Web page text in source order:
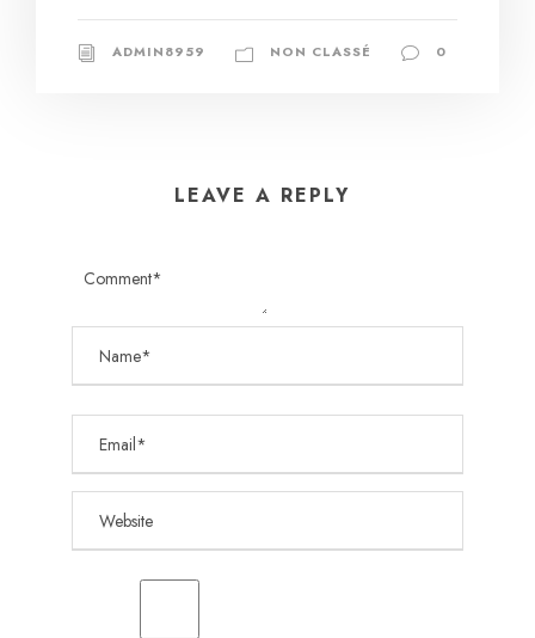
ADMIN8959 NON CLASSÉ 0
LEAVE A REPLY